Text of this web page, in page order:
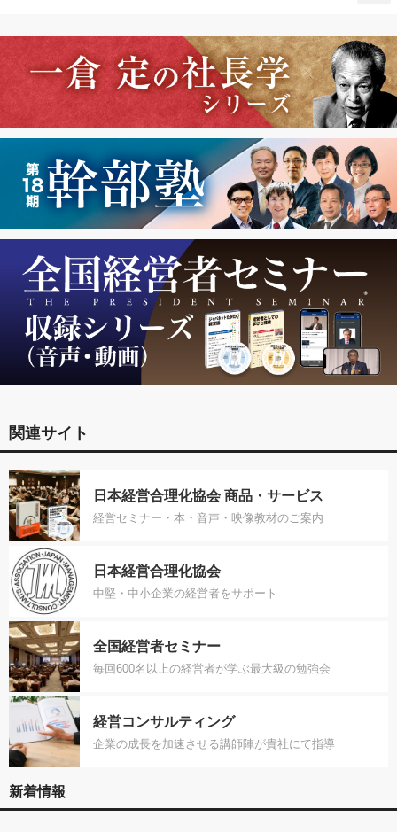
関連サイト
日本経営合理化協会 商品・サービス
経営セミナー・本・音声・映像教材のご案内
日本経営合理化協会
中堅・中小企業の経営者をサポート
全国経営者セミナー
毎回600名以上の経営者が学ぶ最大級の勉強会
経営コンサルティング
企業の成長を加速させる講師陣が貴社にて指導
新着情報